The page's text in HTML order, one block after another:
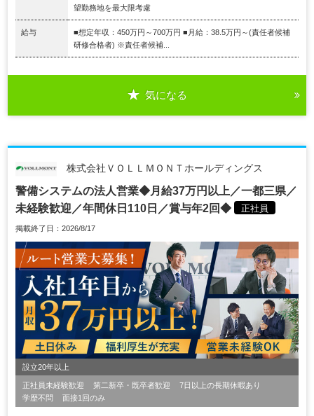
望勤務地を最大限考慮
給与
■想定年収：450万円～700万円 ■月給：38.5万円～(責任者候補
研修合格者) ※責任者候補...
気になる
株式会社ＶＯＬＬＭＯＮＴホールディングス
警備システムの法人営業◆月給37万円以上／一都三県／
未経験歓迎／年間休日110日／賞与年2回◆
正社員
掲載終了日：2026/8/17
設立20年以上
正社員未経験歓迎 第二新卒・既卒者歓迎
7日以上の長期休暇あり
学歴不問
面接1回のみ